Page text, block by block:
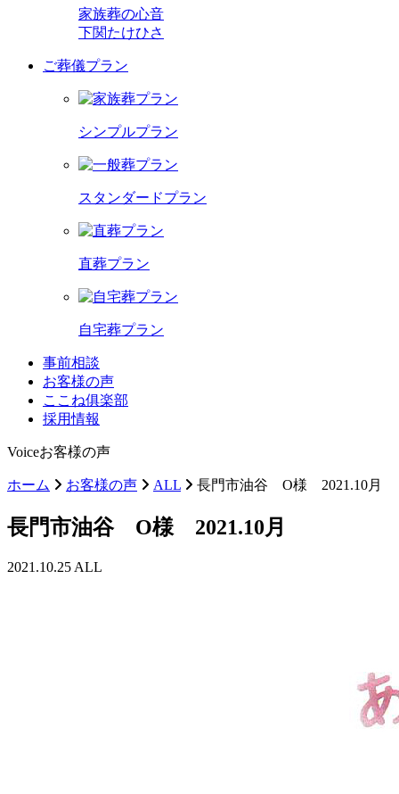
家族葬の心音
下関たけひさ
ご葬儀プラン
シンプルプラン
スタンダードプラン
直葬プラン
自宅葬プラン
事前相談
お客様の声
ここね俱楽部
採用情報
Voiceお客様の声
ホーム お客様の声 ALL 長門市油谷 O様 2021.10月
長門市油谷 O様 2021.10月
2021.10.25 ALL